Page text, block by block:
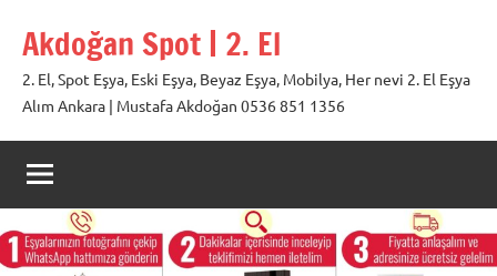
geçAkdoğan Spot | 2. El
2. El, Spot Eşya, Eski Eşya, Beyaz Eşya, Mobilya, Her nevi 2. El Eşya
Alım Ankara | Mustafa Akdoğan 0536 851 1356